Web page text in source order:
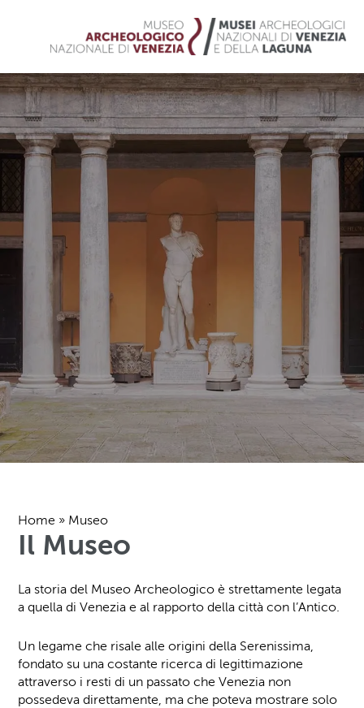
Home » Museo
Il Museo
La storia del Museo Archeologico è strettamente legata
a quella di Venezia e al rapporto della città con l’Antico.
Un legame che risale alle origini della Serenissima,
fondato su una costante ricerca di legittimazione
attraverso i resti di un passato che Venezia non
possedeva direttamente, ma che poteva mostrare solo